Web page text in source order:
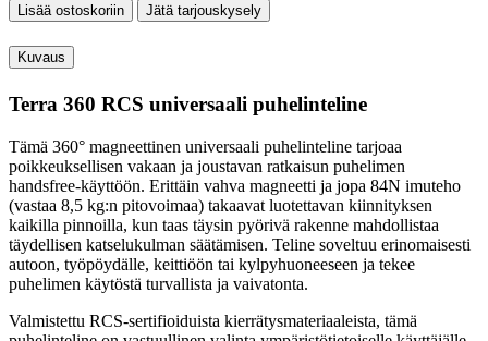
Lisää ostoskoriin Jätä tarjouskysely
Kuvaus
Terra 360 RCS universaali puhelinteline
Tämä 360° magneettinen universaali puhelinteline tarjoaa
poikkeuksellisen vakaan ja joustavan ratkaisun puhelimen
handsfree-käyttöön. Erittäin vahva magneetti ja jopa 84N imuteho
(vastaa 8,5 kg:n pitovoimaa) takaavat luotettavan kiinnityksen
kaikilla pinnoilla, kun taas täysin pyörivä rakenne mahdollistaa
täydellisen katselukulman säätämisen. Teline soveltuu erinomaisesti
autoon, työpöydälle, keittiöön tai kylpyhuoneeseen ja tekee
puhelimen käytöstä turvallista ja vaivatonta.
Valmistettu RCS-sertifioiduista kierrätysmateriaaleista, tämä